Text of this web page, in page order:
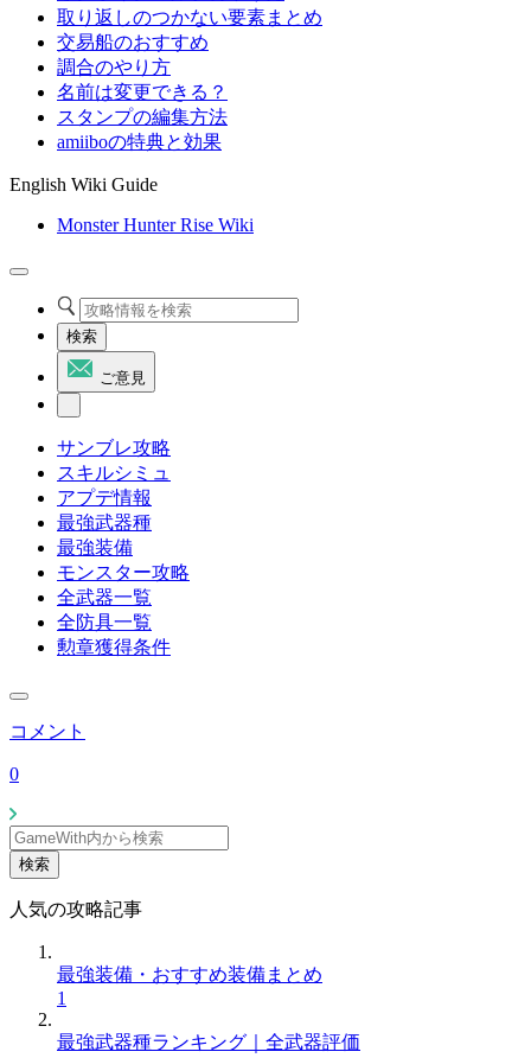
取り返しのつかない要素まとめ
交易船のおすすめ
調合のやり方
名前は変更できる？
スタンプの編集方法
amiiboの特典と効果
English Wiki Guide
Monster Hunter Rise Wiki
検索
ご意見
サンブレ攻略
スキルシミュ
アプデ情報
最強武器種
最強装備
モンスター攻略
全武器一覧
全防具一覧
勲章獲得条件
コメント
0
検索
人気の攻略記事
最強装備・おすすめ装備まとめ
1
最強武器種ランキング｜全武器評価